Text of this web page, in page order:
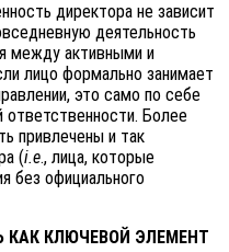
директора не зависит
деятельность
между активными и
лицо формально занимает
это само по себе
Более
привлечены и так
(i.e., лица, которые
без официального
КЛЮЧЕВОЙ ЭЛЕМЕНТ